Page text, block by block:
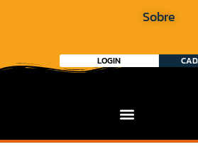
Sobre
LOGIN